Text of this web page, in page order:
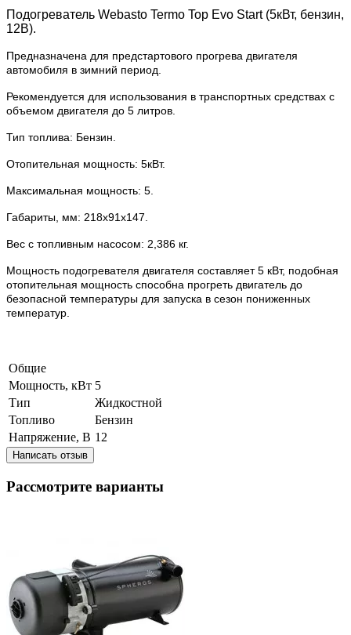
Подогреватель Webasto Termo Top Evo Start (5кВт, бензин,
12В).
Предназначена для предстартового прогрева двигателя
автомобиля в зимний период.
Рекомендуется для использования в транспортных средствах с
объемом двигателя до 5 литров.
Тип топлива: Бензин.
Отопительная мощность: 5кВт.
Максимальная мощность: 5.
Габариты, мм: 218х91х147.
Вес с топливным насосом: 2,386 кг.
Мощность подогревателя двигателя составляет 5 кВт, подобная
отопительная мощность способна прогреть двигатель до
безопасной температуры для запуска в сезон пониженных
температур.
Общие
Мощность, кВт 5
Тип
Жидкостной
Топливо
Бензин
Напряжение, В 12
Написать отзыв
Рассмотрите варианты